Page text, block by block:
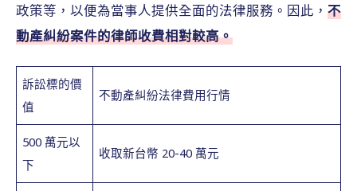
政策等，以便為當事人提供全面的法律服務。因此， 不
動產糾紛案件的律師收費相對較高。
訴訟標的價
值
不動產糾紛法律費用行情
500 萬元以
下
收取新台幣 20-40 萬元